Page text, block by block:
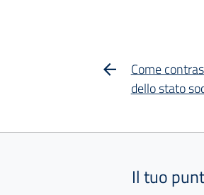
Come
dello stato
Il tuo